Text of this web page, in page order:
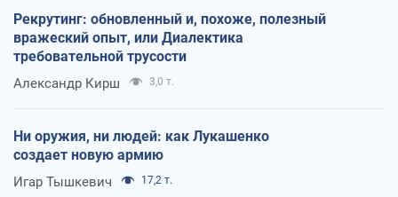
Рекрутинг: обновленный и, похоже, полезный
вражеский опыт, или Диалектика
требовательной трусости
Александр Кирш 3,0 т.
Ни оружия, ни людей: как Лукашенко
создает новую армию
Игар Тышкевич 17,2 т.